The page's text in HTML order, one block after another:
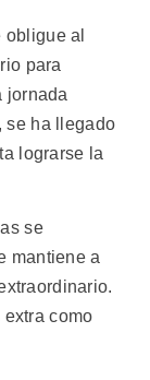
al
para
jornada
se ha llegado
lograrse la
se
mantiene a
como